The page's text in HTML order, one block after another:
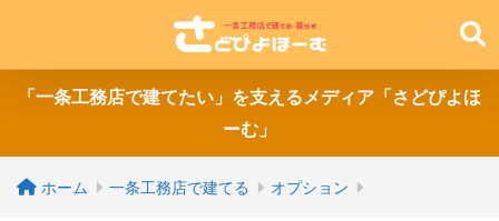
「一条工務店で建てたい」を支えるメディア「さどぴよほ
ーむ」
ホーム 一条工務店で建てる オプション